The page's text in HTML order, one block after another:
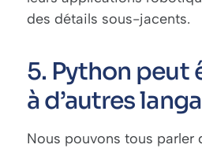
des détails sous-jacents.
5. Python peut
à d’autres
Nous pouvons tous parler